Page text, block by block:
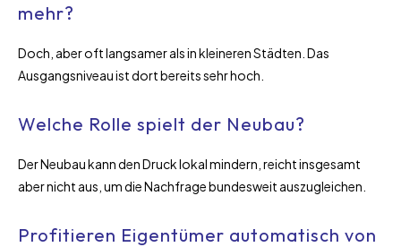
mehr?
Doch, aber oft langsamer als in kleineren Städten. Das
Ausgangsniveau ist dort bereits sehr hoch.
Welche Rolle spielt der Neubau?
Der Neubau kann den Druck lokal mindern, reicht insgesamt
aber nicht aus, um die Nachfrage bundesweit auszugleichen.
Profitieren Eigentümer automatisch von